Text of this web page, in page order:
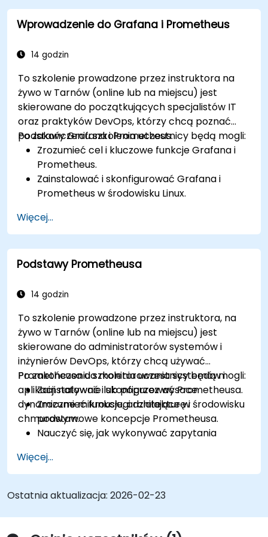
Stosować najlepsze praktyki w
monitorowaniu dostępności i wydajności
Wprowadzenie do Grafana i Prometheus
14 godzin
To szkolenie prowadzone przez instruktora na
żywo w Tarnów (online lub na miejscu) jest
skierowane do początkujących specjalistów IT
oraz praktyków DevOps, którzy chcą poznać
podstawy Grafana i Prometheus.
Po zakończeniu szkolenia uczestnicy będą mogli:
Zrozumieć cel i kluczowe funkcje Grafana i
Prometheus.
Zainstalować i skonfigurować Grafana i
Prometheus w środowisku Linux.
pulpity nawigacyjne w Grafana.
Monitorować metryki systemowe i
wizualizować dane za pomocą Prometheus.
Więcej...
Podstawy Prometheusa
14 godzin
To szkolenie prowadzone przez instruktora, na
żywo w Tarnów (online lub na miejscu) jest
skierowane do administratorów systemów i
inżynierów DevOps, którzy chcą używać
Prometheusa do monitorowania systemów i
aplikacji natywnie lub poprzez wysoce
dynamiczne mikrousługi działające w środowisku
chmurowym.
Po zakończeniu szkolenia uczestnicy będą mogli:
Zainstalować i skonfigurować Prometheusa.
Zrozumieć funkcje, architekturę i
podstawowe koncepcje Prometheusa.
Nauczyć się, jak wykonywać zapytania
Tworzyć wizualizacje i pulpity nawigacyjne z
użyciem Grafany.
Konfigurować monitorowanie systemów i
reguły alertów.
Analizować i optymalizować wydajność
systemów i aplikacji.
Więcej...
Ostatnia aktualizacja: 2026-02-23